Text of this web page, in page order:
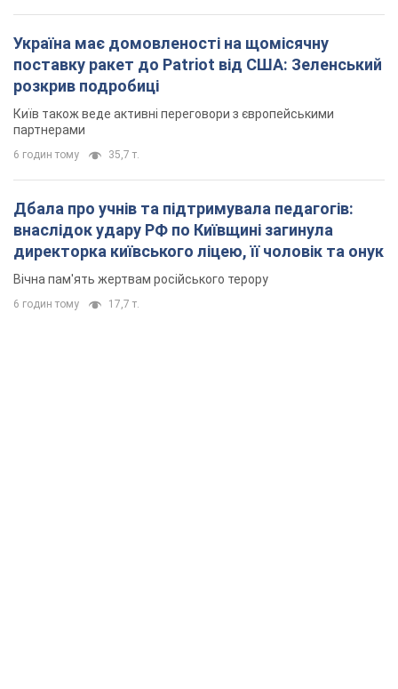
Україна має домовленості на щомісячну
поставку ракет до Patriot від США: Зеленський
розкрив подробиці
Київ також веде активні переговори з європейськими
партнерами
6 годин тому 35,7 т.
Дбала про учнів та підтримувала педагогів:
внаслідок удару РФ по Київщині загинула
директорка київського ліцею, її чоловік та онук
Вічна пам'ять жертвам російського терору
6 годин тому 17,7 т.